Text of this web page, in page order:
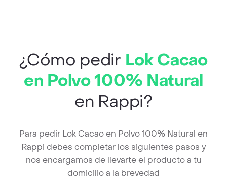
¿Cómo pedir Lok Cacao
en Polvo 100% Natural
en Rappi?
Para pedir Lok Cacao en Polvo 100% Natural en
Rappi debes completar los siguientes pasos y
nos encargamos de llevarte el producto a tu
domicilio a la brevedad